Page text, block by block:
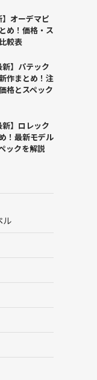
】オーデマピ
め！価格・ス
較表
新】パテック
作まとめ！注
格とスペック
新】ロレック
！最新モデル
ックを解説
ル